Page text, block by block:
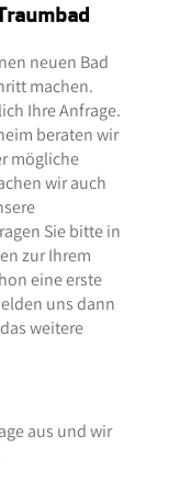
neuen Bad
machen.
Ihre Anfrage.
beraten wir
mögliche
wir auch
Sie bitte in
zur Ihrem
eine erste
uns dann
weitere
aus und wir